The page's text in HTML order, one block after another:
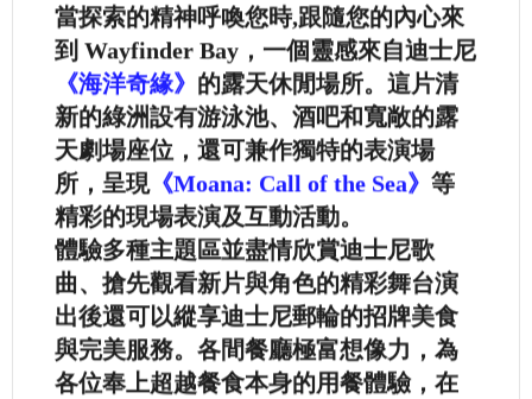
當探索的精神呼喚您時,跟隨您的內心來
到 Wayfinder Bay，一個靈感來自迪士尼
《海洋奇緣》 的露天休閒場所。這片清
新的綠洲設有游泳池、酒吧和寬敞的露
天劇場座位，還可兼作獨特的表演場
所，呈現 《Moana: Call of the Sea》 等
精彩的現場表演及互動活動。
體驗多種主題區並盡情欣賞迪士尼歌
曲、搶先觀看新片與角色的精彩舞台演
出後還可以縱享迪士尼郵輪的招牌美食
與完美服務。各間餐廳極富想像力，為
各位奉上超越餐食本身的用餐體驗，在